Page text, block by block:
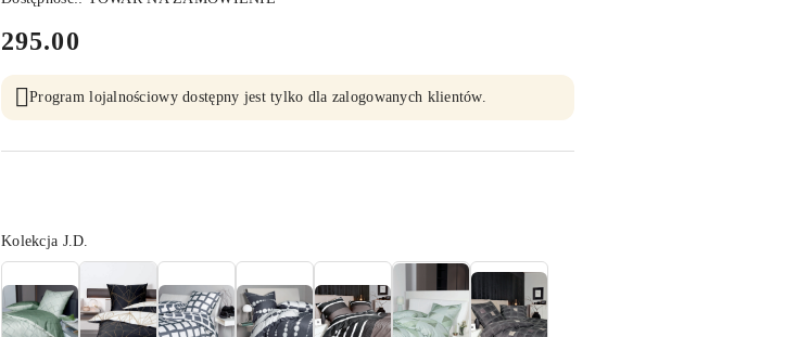
cena:
295.00
Program lojalnościowy dostępny jest tylko dla zalogowanych klientów.
Wariant
Kolekcja J.D.